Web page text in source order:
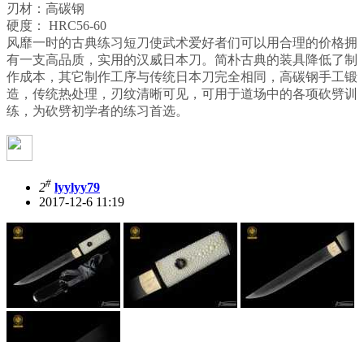
刃材：高碳钢
硬度： HRC56-60
风靡一时的古典练习短刀使武术爱好者们可以用合理的价格拥
有一支高品质，实用的汉威日本刀。简朴古典的装具降低了制
作成本，其它制作工序与传统日本刀完全相同，高碳钢手工锻
造，传统热处理，刃纹清晰可见，可用于道场中的各项砍劈训
练，为砍劈初学者的练习首选。
2# lyylyy79
2017-12-6 11:19